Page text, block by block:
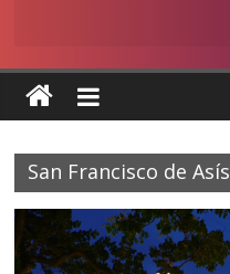
San Francisco de Asís